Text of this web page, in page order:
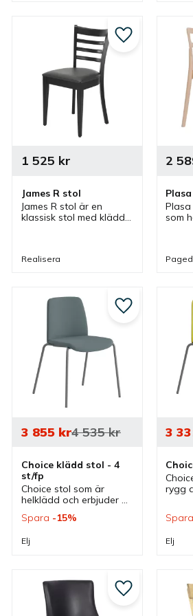
till i favoriter
James R stol
James R stol är en
klassisk stol med klädd
och matstol i flera olika
1 525 kr
Realisera
Lägg till i
som
2
till i favoriter
Choice klädd stol - 4
st/fp
Choice stol som är
helklädd och erbjuder
bra sittkomfort som
mötesstol och
3 855kr4 535kr
Spara 15%
Elj
Lägg till i
rygg
som
olika
3
Spara
Elj
till i favoriter Lägg till i